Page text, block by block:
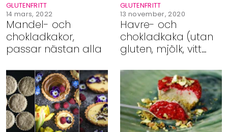
Video
Bloggar
Shop
Hem & Trädgård
Mandel- och
chokladkakor,
passar nästan alla
GLUTENFRITT
14 mars, 2022
Havre- och
chokladkaka (utan
gluten, mjölk, vitt
GLUTENFRITT
13 november, 2020